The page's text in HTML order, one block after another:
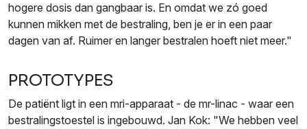
hogere dosis dan gangbaar is. En omdat we zó goed
kunnen mikken met de bestraling, ben je er in een paar
dagen van af. Ruimer en langer bestralen hoeft niet meer."
PROTOTYPES
De patiënt ligt in een mri-apparaat - de mr-linac - waar een
bestralingstoestel is ingebouwd. Jan Kok: "We hebben veel